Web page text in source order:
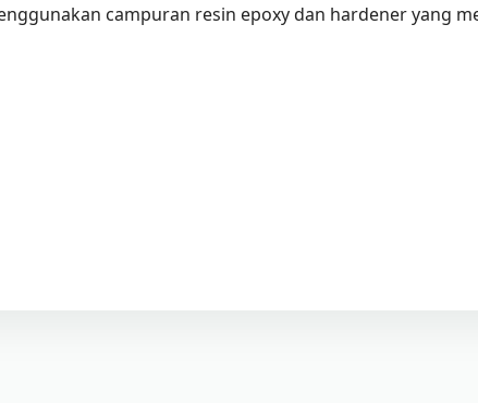
campuran resin epoxy dan hardener yang